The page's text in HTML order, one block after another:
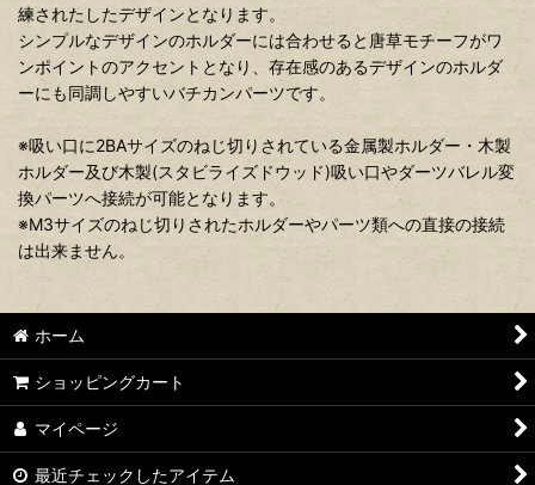
練されたしたデザインとなります。
シンプルなデザインのホルダーには合わせると唐草モチーフがワ
ンポイントのアクセントとなり、存在感のあるデザインのホルダ
ーにも同調しやすいバチカンパーツです。
※吸い口に2BAサイズのねじ切りされている金属製ホルダー・木製
ホルダー及び木製(スタビライズドウッド)吸い口やダーツバレル変
換パーツへ接続が可能となります。
※M3サイズのねじ切りされたホルダーやパーツ類への直接の接続
は出来ません。
ホーム
ショッピングカート
マイページ
最近チェックしたアイテム